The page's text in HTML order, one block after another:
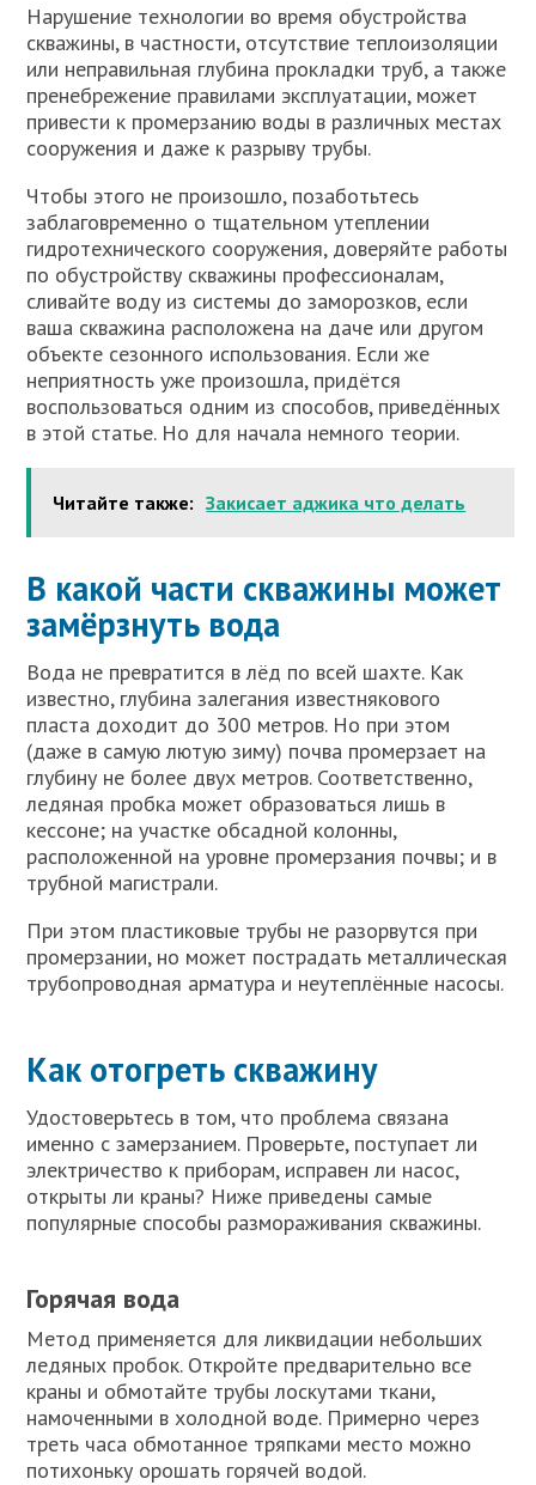
Нарушение технологии во время обустройства
скважины, в частности, отсутствие теплоизоляции
или неправильная глубина прокладки труб, а также
пренебрежение правилами эксплуатации, может
привести к промерзанию воды в различных местах
сооружения и даже к разрыву трубы.
Чтобы этого не произошло, позаботьтесь
заблаговременно о тщательном утеплении
гидротехнического сооружения, доверяйте работы
по обустройству скважины профессионалам,
сливайте воду из системы до заморозков, если
ваша скважина расположена на даче или другом
объекте сезонного использования. Если же
неприятность уже произошла, придётся
воспользоваться одним из способов, приведённых
в этой статье. Но для начала немного теории.
Читайте также: Закисает аджика что делать
В какой части скважины может
замёрзнуть вода
Вода не превратится в лёд по всей шахте. Как
известно, глубина залегания известнякового
пласта доходит до 300 метров. Но при этом
(даже в самую лютую зиму) почва промерзает на
глубину не более двух метров. Соответственно,
ледяная пробка может образоваться лишь в
кессоне; на участке обсадной колонны,
расположенной на уровне промерзания почвы; и в
трубной магистрали.
При этом пластиковые трубы не разорвутся при
промерзании, но может пострадать металлическая
трубопроводная арматура и неутеплённые насосы.
Как отогреть скважину
Удостоверьтесь в том, что проблема связана
именно с замерзанием. Проверьте, поступает ли
электричество к приборам, исправен ли насос,
открыты ли краны? Ниже приведены самые
популярные способы размораживания скважины.
Горячая вода
Метод применяется для ликвидации небольших
ледяных пробок. Откройте предварительно все
краны и обмотайте трубы лоскутами ткани,
намоченными в холодной воде. Примерно через
треть часа обмотанное тряпками место можно
потихоньку орошать горячей водой.